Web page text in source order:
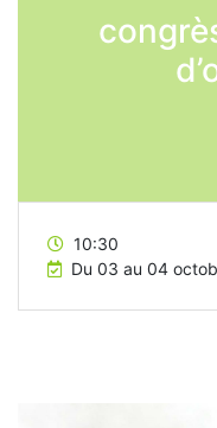
10:30
Du 03 au 04